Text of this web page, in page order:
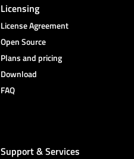
Licensing
License Agreement
Open Source
Plans and pricing
Download
FAQ
Support & Services